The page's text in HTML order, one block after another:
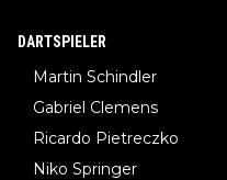
DARTSPIELER
Martin Schindler
Gabriel Clemens
Ricardo Pietreczko
Niko Springer